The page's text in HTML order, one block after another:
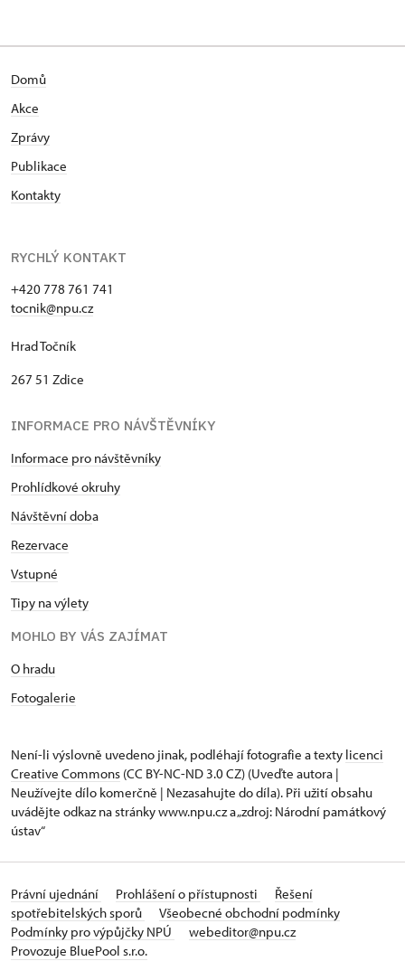
Domů
Akce
Zprávy
Publikace
Kontakty
RYCHLÝ KONTAKT
+420 778 761 741
tocnik@npu.cz
Hrad Točník
267 51 Zdice
INFORMACE PRO NÁVŠTĚVNÍKY
Informace pro návštěvníky
Prohlídkové okruhy
Návštěvní doba
Rezervace
Vstupné
Tipy na výlety
MOHLO BY VÁS ZAJÍMAT
O hradu
Fotogalerie
Není-li výslovně uvedeno jinak, podléhají fotografie a texty licenci
Creative Commons (CC BY-NC-ND 3.0 CZ) (Uveďte autora |
Neužívejte dílo komerčně | Nezasahujte do díla). Při užití obsahu
uvádějte odkaz na stránky www.npu.cz a „zdroj: Národní památkový
ústav“
Právní ujednání Prohlášení o přístupnosti
Řešení
spotřebitelských sporů
Všeobecné obchodní podmínky
Podmínky pro výpůjčky NPÚ
webeditor@npu.cz
Provozuje BluePool s.r.o.